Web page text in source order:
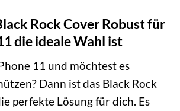
Rock Cover Robust für
die ideale Wahl ist
11 und möchtest es
Dann ist das Black Rock
perfekte Lösung für dich. Es